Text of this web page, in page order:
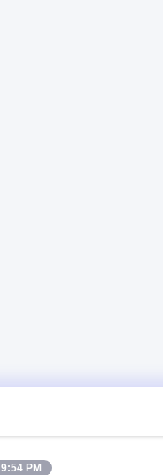
9:54 PM